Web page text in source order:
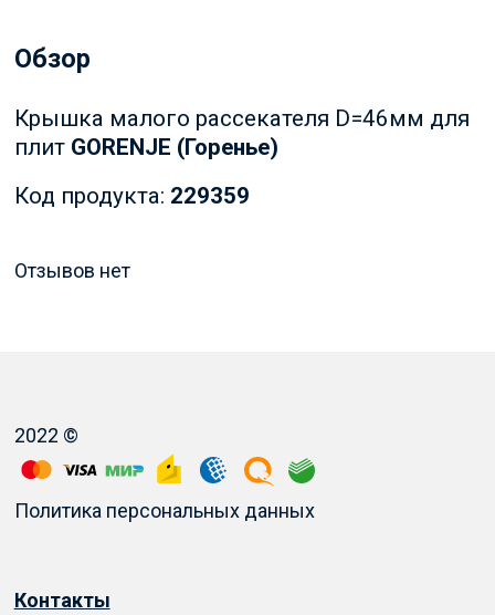
Обзор
Крышка малого рассекателя D=46мм для
плит GORENJE (Горенье)
Код продукта: 229359
Отзывов нет
2022 ©
Политика персональных данных
Контакты